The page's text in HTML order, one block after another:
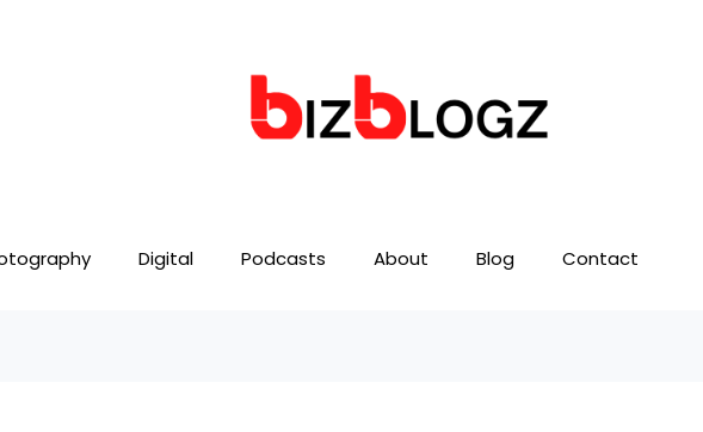
Digital Podcasts About Blog Contact